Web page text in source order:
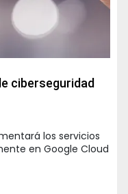
ciberseguridad
los servicios
en Google Cloud